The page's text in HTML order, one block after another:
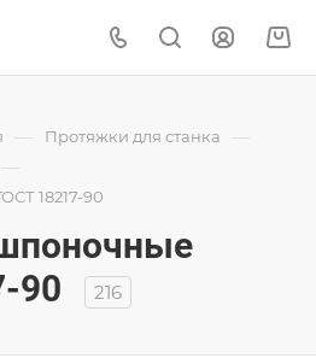
— Протяжки для станка —
—
18217-90
90
216